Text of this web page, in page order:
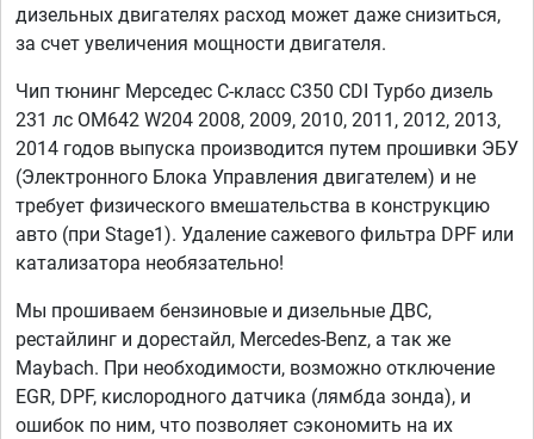
дизельных двигателях расход может даже снизиться,
за счет увеличения мощности двигателя.
Чип тюнинг Мерседес С-класс C350 CDI Турбо дизель
231 лс OM642 W204 2008, 2009, 2010, 2011, 2012, 2013,
2014 годов выпуска производится путем прошивки ЭБУ
(Электронного Блока Управления двигателем) и не
требует физического вмешательства в конструкцию
авто (при Stage1). Удаление сажевого фильтра DPF или
катализатора необязательно!
Мы прошиваем бензиновые и дизельные ДВС,
рестайлинг и дорестайл, Mercedes-Benz, а так же
Maybach. При необходимости, возможно отключение
EGR, DPF, кислородного датчика (лямбда зонда), и
ошибок по ним, что позволяет сэкономить на их